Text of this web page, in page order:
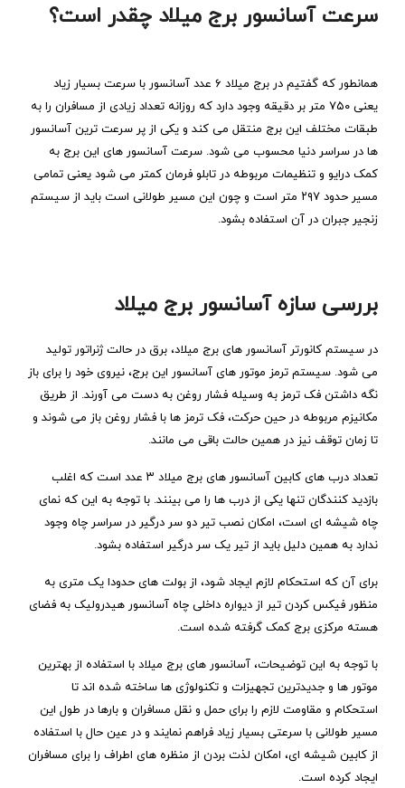
سرعت آسانسور برج میلاد چقدر است؟
همانطور که گفتیم در برج میلاد ۶ عدد آسانسور با سرعت بسیار زیاد
یعنی ۷۵۰ متر بر دقیقه وجود دارد که روزانه تعداد زیادی از مسافران را به
طبقات مختلف این برج منتقل می کند و یکی از پر سرعت ترین آسانسور
ها در سراسر دنیا محسوب می شود. سرعت آسانسور های این برج به
کمک درایو و تنظیمات مربوطه در تابلو فرمان کمتر می شود یعنی تمامی
مسیر حدود ۲۹۷ متر است و چون این مسیر طولانی است باید از سیستم
زنجیر جبران در آن استفاده بشود.
بررسی سازه آسانسور برج میلاد
در سیستم کانورتر آسانسور های برج میلاد، برق در حالت ژنراتور تولید
می شود. سیستم ترمز موتور های آسانسور این برج، نیروی خود را برای باز
نگه داشتن فک ترمز به وسیله فشار روغن به دست می آورند. از طریق
مکانیزم مربوطه در حین حرکت، فک ترمز ها با فشار روغن باز می شوند و
تا زمان توقف نیز در همین حالت باقی می مانند.
تعداد درب های کابین آسانسور های برج میلاد ۳ عدد است که اغلب
بازدید کنندگان تنها یکی از درب ها را می بینند. با توجه به این که نمای
چاه شیشه ای است، امکان نصب تیر دو سر درگیر در سراسر چاه وجود
ندارد به همین دلیل باید از تیر یک سر درگیر استفاده بشود.
برای آن که استحکام لازم ایجاد شود، از بولت های حدودا یک متری به
منظور فیکس کردن تیر از دیواره داخلی چاه آسانسور هیدرولیک به فضای
هسته مرکزی برج کمک گرفته شده است.
با توجه به این توضیحات، آسانسور های برج میلاد با استفاده از بهترین
موتور ها و جدیدترین تجهیزات و تکنولوژی ها ساخته شده اند تا
استحکام و مقاومت لازم را برای حمل و نقل مسافران و بارها در طول این
مسیر طولانی با سرعتی بسیار زیاد فراهم نمایند و در عین حال با استفاده
از کابین شیشه ای، امکان لذت بردن از منظره های اطراف را برای مسافران
ایجاد کرده است.